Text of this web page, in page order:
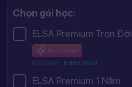
Chọn gói học:
ELSA Premium Trọn Đời
Best choice
8.800.000đ 8.800.000đ
ELSA Premium 1 Năm